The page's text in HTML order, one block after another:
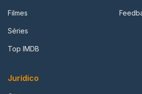
Filmes
Séries
Top IMDB
Jurídico